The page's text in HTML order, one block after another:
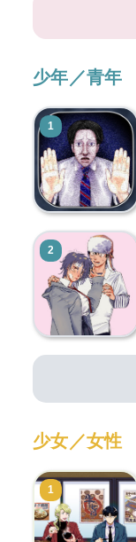
少年／青年
1
2
少女／女性
1